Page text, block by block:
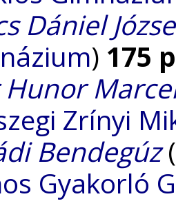
Dániel
) 175
Hunor
Zrínyi
Bendegúz(
Gyakorló